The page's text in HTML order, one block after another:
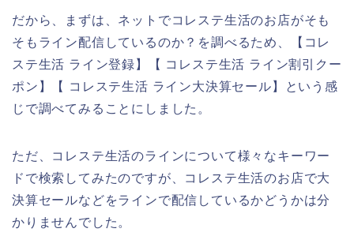
だから、まずは、ネットでコレステ生活のお店がそも
そもライン配信しているのか？を調べるため、【コレ
ステ生活 ライン登録】【 コレステ生活 ライン割引クー
ポン】【 コレステ生活 ライン大決算セール】という感
じで調べてみることにしました。
ただ、コレステ生活のラインについて様々なキーワー
ドで検索してみたのですが、コレステ生活のお店で大
決算セールなどをラインで配信しているかどうかは分
かりませんでした。